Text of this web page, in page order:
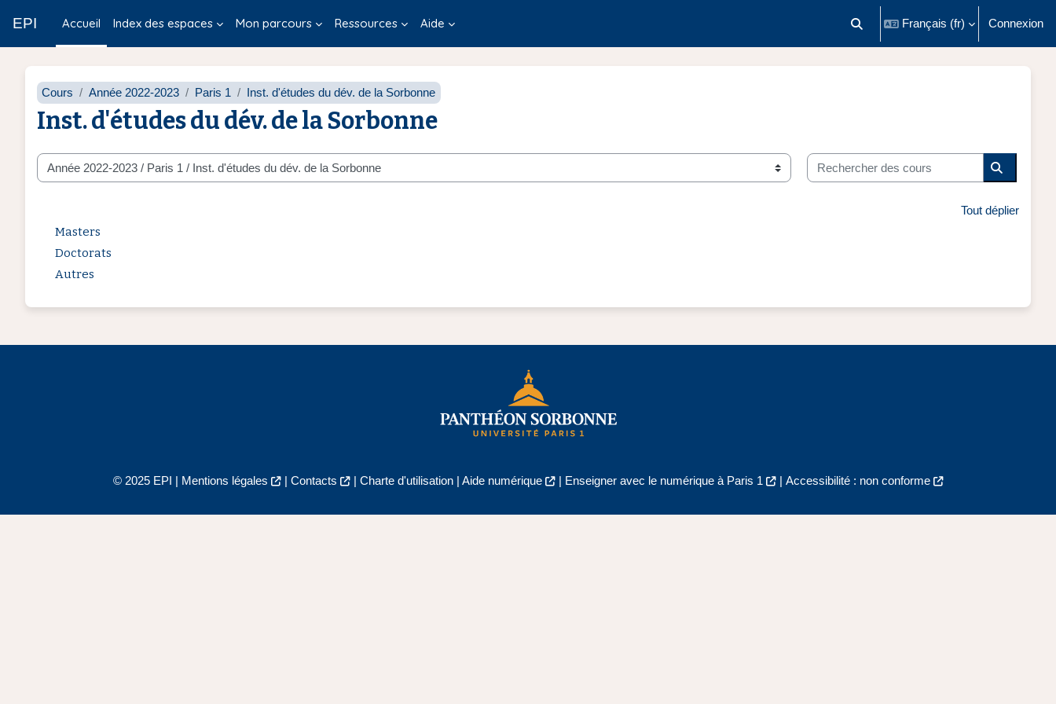
EPI Accueil Index des espaces Mon parcours Ressources Aide Activer/désactiver la saisie de
Français ‎(fr)‎ Connexion
Cours Année 2022-2023 Paris 1 Inst. d'études du dév. de la Sorbonne
Inst. d'études du dév. de la Sorbonne
Catégories de cours
Rechercher des cours
Tout déplier
Masters
Doctorats
Autres
© 2025 EPI | Mentions légales | Contacts | Charte d'utilisation| Aide numérique | Enseigner avec le numérique à Paris 1 | Accessibilité : non conforme